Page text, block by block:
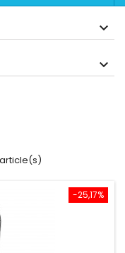
-25,17%